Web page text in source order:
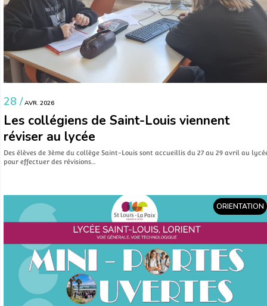
28 / AVR. 2026
Les collégiens de Saint-Louis viennent
réviser au lycée
Des élèves de 3ème du collège Saint-Louis sont accueillis du 27 au 29 avril au
pour effectuer des révisions…
ORIENTATION